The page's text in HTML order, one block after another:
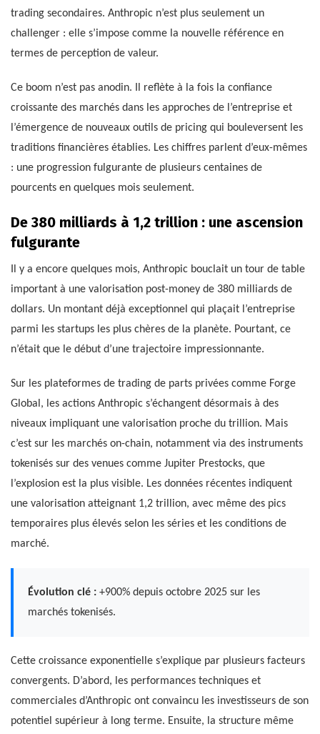
trading secondaires. Anthropic n’est plus seulement un
challenger : elle s’impose comme la nouvelle référence en
termes de perception de valeur.
Ce boom n’est pas anodin. Il reflète à la fois la confiance
croissante des marchés dans les approches de l’entreprise et
l’émergence de nouveaux outils de pricing qui bouleversent les
traditions financières établies. Les chiffres parlent d’eux-mêmes
: une progression fulgurante de plusieurs centaines de
pourcents en quelques mois seulement.
De 380 milliards à 1,2 trillion : une ascension
fulgurante
Il y a encore quelques mois, Anthropic bouclait un tour de table
important à une valorisation post-money de 380 milliards de
dollars. Un montant déjà exceptionnel qui plaçait l’entreprise
parmi les startups les plus chères de la planète. Pourtant, ce
n’était que le début d’une trajectoire impressionnante.
Sur les plateformes de trading de parts privées comme Forge
Global, les actions Anthropic s’échangent désormais à des
niveaux impliquant une valorisation proche du trillion. Mais
c’est sur les marchés on-chain, notamment via des instruments
tokenisés sur des venues comme Jupiter Prestocks, que
l’explosion est la plus visible. Les données récentes indiquent
une valorisation atteignant 1,2 trillion, avec même des pics
temporaires plus élevés selon les séries et les conditions de
marché.
Évolution clé : +900% depuis octobre 2025 sur les
marchés tokenisés.
Cette croissance exponentielle s’explique par plusieurs facteurs
convergents. D’abord, les performances techniques et
commerciales d’Anthropic ont convaincu les investisseurs de son
potentiel supérieur à long terme. Ensuite, la structure même